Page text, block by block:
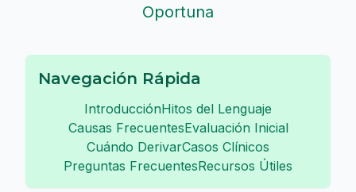
Oportuna
Navegación Rápida
IntroducciónHitos del Lenguaje
Causas FrecuentesEvaluación Inicial
Cuándo DerivarCasos Clínicos
Preguntas FrecuentesRecursos Útiles